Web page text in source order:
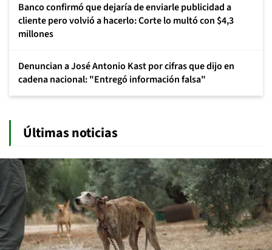
Banco confirmó que dejaría de enviarle publicidad a
cliente pero volvió a hacerlo: Corte lo multó con $4,3
millones
Denuncian a José Antonio Kast por cifras que dijo en
cadena nacional: "Entregó información falsa"
Últimas noticias